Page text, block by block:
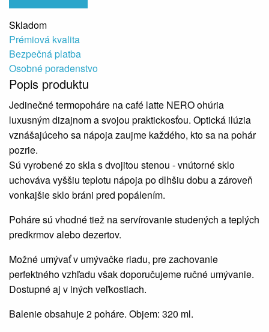
Skladom
Prémiová kvalita
Bezpečná platba
Osobné poradenstvo
Popis produktu
Jedinečné termopoháre na café latte NERO ohúria
luxusným dizajnom a svojou praktickosťou. Optická ilúzia
vznášajúceho sa nápoja zaujme každého, kto sa na pohár
pozrie.
Sú vyrobené zo skla s dvojitou stenou - vnútorné sklo
uchováva vyššiu teplotu nápoja po dlhšiu dobu a zároveň
vonkajšie sklo bráni pred popálením.
Poháre sú vhodné tiež na servírovanie studených a teplých
predkrmov alebo dezertov.
Možné umývať v umývačke riadu, pre zachovanie
perfektného vzhľadu však doporučujeme ručné umývanie.
Dostupné aj v iných veľkostiach.
Balenie obsahuje 2 poháre. Objem: 320 ml.